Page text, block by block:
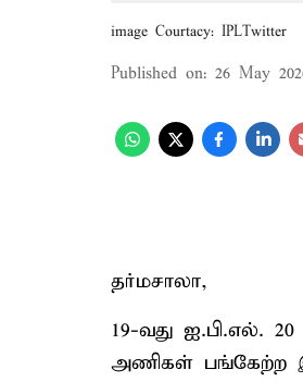
image Courtacy: IPLTwitter
Published on: 26 May
தர்மசாலா,
19-வது ஐ.பி.எல். 20
அணிகள் பங்கேற்ற